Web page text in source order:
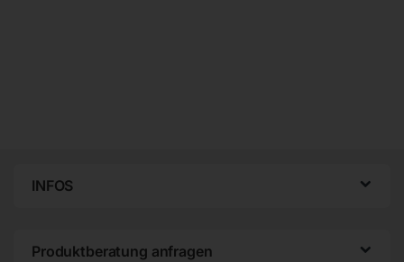
INFOS
Produktberatung anfragen